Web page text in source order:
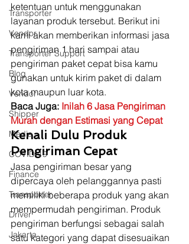
Transporter
Vendor
Transporter Support
Blog
Vendor
Shipper
Media
COVID-19
Finance
Transporter
Driver
Jakarta
ketentuan untuk menggunakan
layanan produk tersebut. Berikut ini
kami akan memberikan informasi jasa
pengiriman 1 hari sampai atau
pengiriman paket cepat bisa kamu
gunakan untuk kirim paket di dalam
kota maupun luar kota.
Baca Juga: Inilah 6 Jasa Pengiriman
Murah dengan Estimasi yang Cepat
Kenali Dulu Produk
Pengiriman Cepat
Jasa pengiriman besar yang
dipercaya oleh pelanggannya pasti
memiliki beberapa produk yang akan
mempermudah pengiriman. Produk
pengiriman berfungsi sebagai salah
satu kategori yang dapat disesuaikan